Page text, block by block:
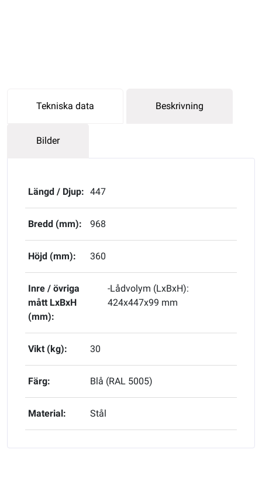
Tekniska data Beskrivning
Bilder
Längd / Djup: 447
Bredd (mm): 968
Höjd (mm): 360
Inre / övriga
mått LxBxH
(mm):
-Lådvolym (LxBxH):
424x447x99 mm
Vikt (kg): 30
Färg: Blå (RAL 5005)
Material: Stål